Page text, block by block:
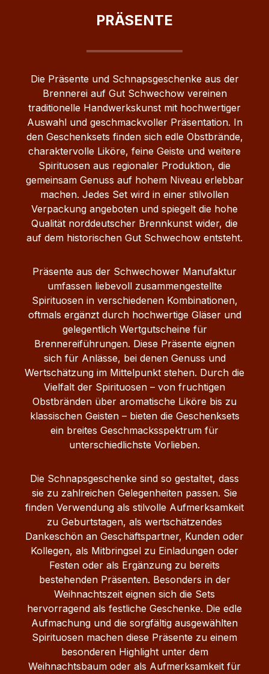
ein passendes Geschenk für alle, die Qualität und
Genuss schätzen.PRÄSENTE
Die Präsente und Schnapsgeschenke aus der
Brennerei auf Gut Schwechow vereinen
traditionelle Handwerkskunst mit hochwertiger
Auswahl und geschmackvoller Präsentation. In
den Geschenksets finden sich edle Obstbrände,
charaktervolle Liköre, feine Geiste und weitere
Spirituosen aus regionaler Produktion, die
gemeinsam Genuss auf hohem Niveau erlebbar
machen. Jedes Set wird in einer stilvollen
Verpackung angeboten und spiegelt die hohe
Qualität norddeutscher Brennkunst wider, die
auf dem historischen Gut Schwechow entsteht.
Präsente aus der Schwechower Manufaktur
umfassen liebevoll zusammengestellte
Spirituosen in verschiedenen Kombinationen,
oftmals ergänzt durch hochwertige Gläser und
gelegentlich Wertgutscheine für
Brennereiführungen. Diese Präsente eignen
sich für Anlässe, bei denen Genuss und
Wertschätzung im Mittelpunkt stehen. Durch die
Vielfalt der Spirituosen – von fruchtigen
Obstbränden über aromatische Liköre bis zu
klassischen Geisten – bieten die Geschenksets
ein breites Geschmacksspektrum für
unterschiedlichste Vorlieben.
Die Schnapsgeschenke sind so gestaltet, dass
sie zu zahlreichen Gelegenheiten passen. Sie
finden Verwendung als stilvolle Aufmerksamkeit
zu Geburtstagen, als wertschätzendes
Dankeschön an Geschäftspartner, Kunden oder
Kollegen, als Mitbringsel zu Einladungen oder
Festen oder als Ergänzung zu bereits
bestehenden Präsenten. Besonders in der
Weihnachtszeit eignen sich die Sets
hervorragend als festliche Geschenke. Die edle
Aufmachung und die sorgfältig ausgewählten
Spirituosen machen diese Präsente zu einem
besonderen Highlight unter dem
Weihnachtsbaum oder als Aufmerksamkeit für